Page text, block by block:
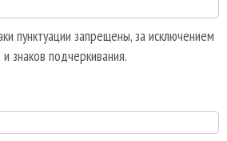
пунктуации запрещены, за исключением
знаков подчеркивания.